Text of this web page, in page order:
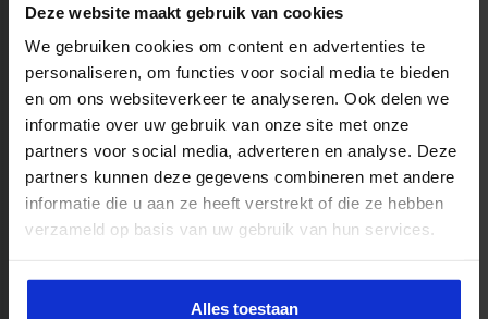
Deze website maakt gebruik van cookies
We gebruiken cookies om content en advertenties te
personaliseren, om functies voor social media te bieden
en om ons websiteverkeer te analyseren. Ook delen we
informatie over uw gebruik van onze site met onze
partners voor social media, adverteren en analyse. Deze
partners kunnen deze gegevens combineren met andere
informatie die u aan ze heeft verstrekt of die ze hebben
verzameld op basis van uw gebruik van hun services.
Alles toestaan
MEER WETEN?
Programma Management
MEER WETEN?